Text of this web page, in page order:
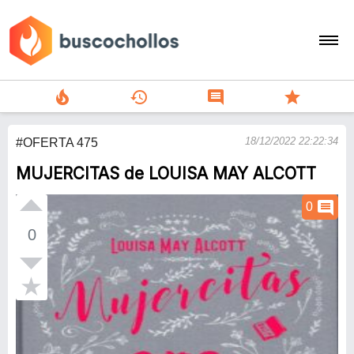
search
person
local_fire_department history comment star
#OFERTA 475 18/12/2022 22:22:34
MUJERCITAS de LOUISA MAY ALCOTT
0
0 comment